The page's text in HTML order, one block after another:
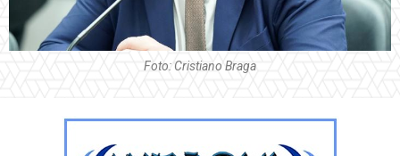
Foto: Cristiano Braga